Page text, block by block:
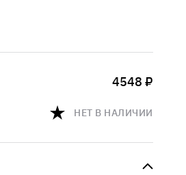
4548 ₽
НЕТ В НАЛИЧИИ